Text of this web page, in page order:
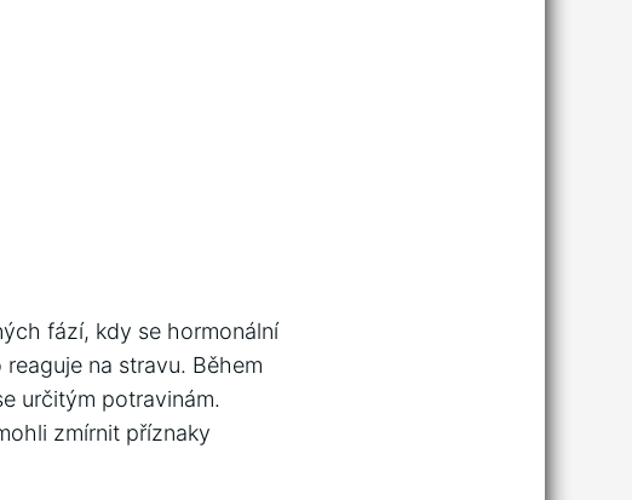
fází, kdy se hormonální
na stravu. Během
určitým potravinám.
zmírnit příznaky